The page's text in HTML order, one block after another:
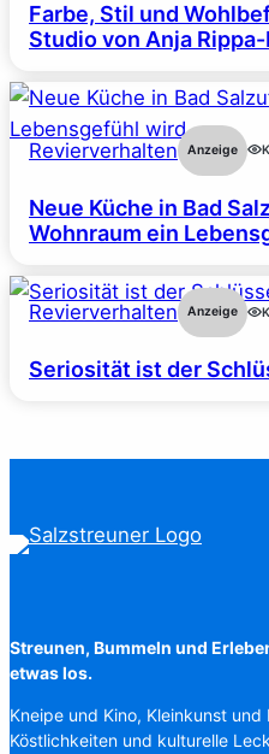
Farbe, Stil und
Studio von Anja
Revierverhalten Anzeige
Neue Küche in Bad
Wohnraum ein
Revierverhalten Anzeige
Seriosität ist der
Streunen, Bummeln und
etwas los.
Kneipe und Kino, Kleinkunst
Köstlichkeiten und kulturelle